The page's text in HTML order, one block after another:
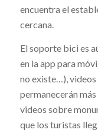
encuentra el
cercana.
El soporte bici es
en la app para
no existe…),
permanecerán
videos sobre
que los turistas